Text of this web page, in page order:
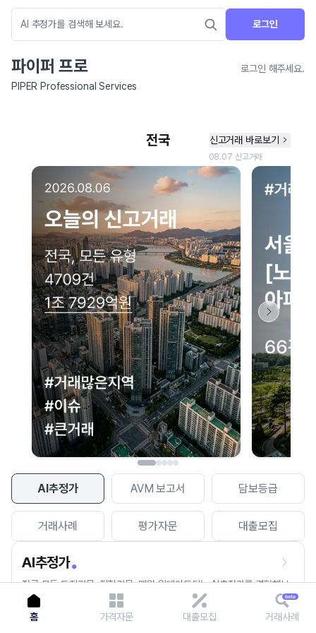
로그인
파이퍼 프로
로그인 해주세요.
PIPER Professional Services
AI추정가 AVM 보고서 담보등급
거래사례 평가자문 대출모집
AI추정가
전국 모든 토지건물, 집합건물, 매월 업데이트되는 AI추정가를 경험해보
세요.
네이버 지도 연결 안내
현재 네이버 지도 연결이 원활하지 않아 지도를 불러올 수 없습니다.
이용에 불편을 드려 죄송합니다.
다시 시도
홈 가격자문 대출모집 거래사례